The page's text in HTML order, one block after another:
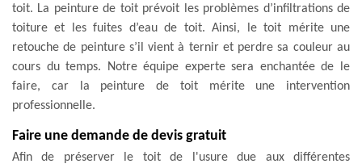
toit. La peinture de toit prévoit les problèmes d’infiltrations de
toiture et les fuites d’eau de toit. Ainsi, le toit mérite une
retouche de peinture s’il vient à ternir et perdre sa couleur au
cours du temps. Notre équipe experte sera enchantée de le
faire, car la peinture de toit mérite une intervention
professionnelle.
Faire une demande de devis gratuit
Afin de préserver le toit de l'usure due aux différentes